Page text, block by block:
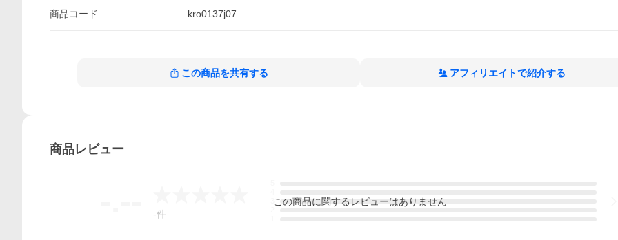
商品コード kro0137j07
この商品を共有する アフィリエイトで紹介する
商品レビュー
-件
この商品に関するレビューはありません